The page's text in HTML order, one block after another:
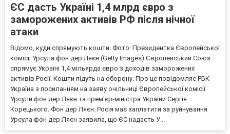
ЄС дасть Україні 1,4 млрд євро з
заморожених активів РФ після нічної
атаки
Відомо, куди спрямують кошти. Фото: Президентка Європейської
комісії Урсула фон дер Ляєн (Getty Images) Європейський Союз
спрямує Україні 1,4 мільярда євро з доходів заморожених
активів Росії. Кошти підуть на оборону. Про це повідомляє РБК-
Україна з посиланням на заяву очільниці Європейської комісії
Урсули фон дер Ляєн та прем'єр-міністра України Сергія
Корецького. Фон дер Ляєн: Росія має заплатити за руйнування
Урсула фон дер Ляєн заявила, що ЄС надасть У...